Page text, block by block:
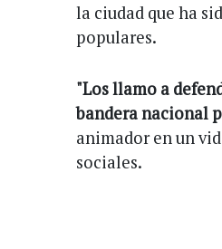
la ciudad que ha
populares.
"Los llamo a
bandera nacional
animador en un
sociales.